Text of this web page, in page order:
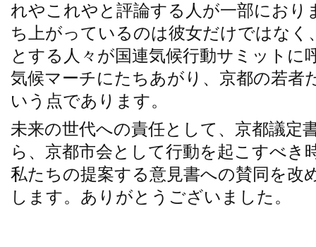
れやこれやと評論する人が一部におり
ち上がっているのは彼女だけではなく
とする人々が国連気候行動サミットに
気候マーチにたちあがり、京都の若者
いう点であります。
未来の世代への責任として、京都議定
ら、京都市会として行動を起こすべき
私たちの提案する意見書への賛同を改
します。ありがとうございました。